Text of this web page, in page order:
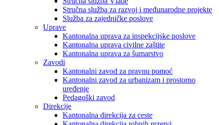
Stručna služba za razvoj i međunarodne projekte
Služba za zajedničke poslove
Uprave
Kantonalna uprava za inspekcijske poslove
Kantonalna uprava civilne zaštite
Kantonalna uprava za šumarstvo
Zavodi
Kantonalni zavod za pravnu pomoć
Kantonalni zavod za urbanizam i prostorno
uređenje
Pedagoški zavod
Direkcije
Kantonalna direkcija za ceste